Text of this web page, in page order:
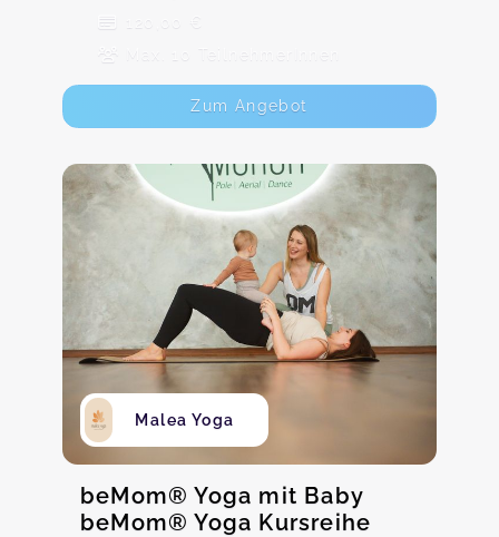
120,00 €
Max. 10 TeilnehmerInnen
Zum Angebot
Malea Yoga
beMom® Yoga mit Baby
beMom® Yoga Kursreihe